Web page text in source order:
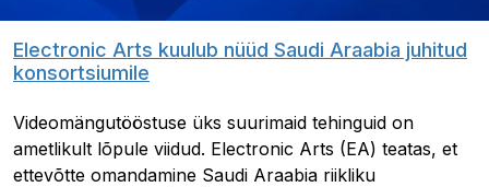
Electronic Arts kuulub nüüd Saudi Araabia juhitud
konsortsiumile
Videomängutööstuse üks suurimaid tehinguid on
ametlikult lõpule viidud. Electronic Arts (EA) teatas, et
ettevõtte omandamine Saudi Araabia riikliku